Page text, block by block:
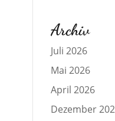
Archiv
Juli 2026
Mai 2026
April 2026
Dezember